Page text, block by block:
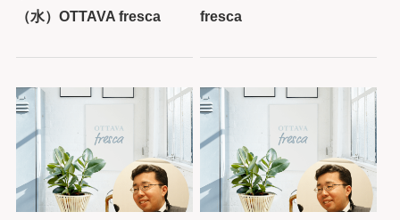
（水）OTTAVA fresca
fresca